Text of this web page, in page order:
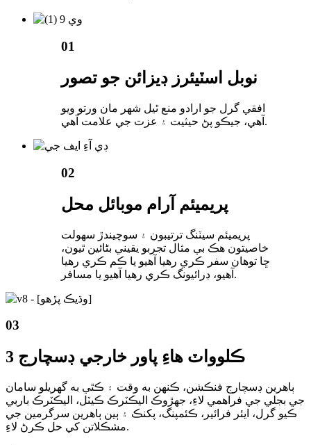
01
نوبل اسٽيئرز ڊيزائن جو تصور
افقي گرل جو ارادو منع ٿيل شهر مان ورتو ويو
آهي، جيڪو پڻ حيثيت ۽ عزت جي علامت آهي.
02
پريميئم آرام موبائل محل
پريميئم سيٽنگ ترتيبون ۽ سوچيندڙ سهولت
خاصيتون هڪ بي مثال تجربو يقيني بڻائين ٿيون،
ڇا توهان سفر ڪري رهيا آهيو يا ڪم ڪري رهيا
آهيو، ڊرائيونگ ڪري رهيا آهيو يا مسافر.
03
3 ڪلوواٽ هاءِ پاور خارجي ڊسچارج
ٻاهرين ڊسچارج فنڪشن، ڪنهن به وقت ۽ ڪٿي به گهريلو سامان
جي بجلي جي فراهمي لاءِ، جهڙوڪ اليڪٽرڪ ڪيٽل، اليڪٽرڪ باربي
ڪيو گرل، ايئر فرائير، ڪئمپنگ، پکنڪ ۽ ٻين ٻاهرين سرگرمين جي
مشڪلاتن کي حل ڪرڻ لاءِ.